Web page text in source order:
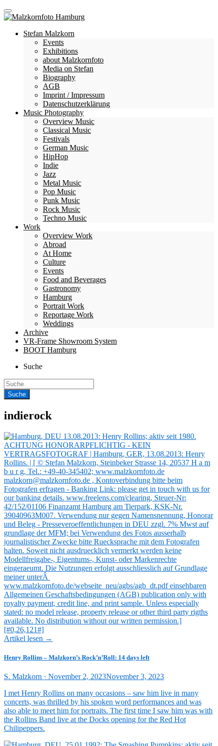
Stefan Malzkorn
Events
Exhibitions
about Malzkornfoto
Media on Stefan
Biography
AGB
Imprint / Impressum
Datenschutzerklärung
Music Photography
Overview Music
Classical Music
Festivals
German Music
HipHop
Indie
Jazz
Metal Music
Pop Music
Punk Music
Rock Music
Techno Music
Work
Overview Work
Abroad
At Home
Culture
Events
Food and Beverages
Gastronomy
Hamburg
Portrait Work
Reportage Work
Weddings
Archive
VR-Frame Showroom System
BOOT Hamburg
Suche
indierock
Artikel lesen →
Henry Rollins – Malzkorn’s Rock’n’Roll: 14 days left
S. Malzkorn · Veröffentlicht
November 2, 2023November 3, 2023
I met Henry Rollins on many occasions – saw him live in many
concerts, was thrilled by his spoken word performances and was
also able to meet him for portraits. The first time I saw him was with
the Rollins Band live at the Docks opening for the Red Hot
Chilipeppers.